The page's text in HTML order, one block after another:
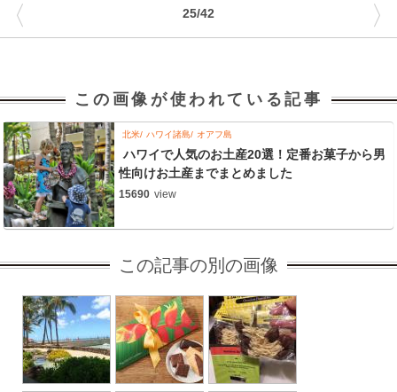
25/42
〈 〉
この画像が使われている記事
北米 ハワイ諸島 オアフ島
ハワイで人気のお土産20選！定番お菓子から男
性向けお土産までまとめました
15690 view
この記事の別の画像